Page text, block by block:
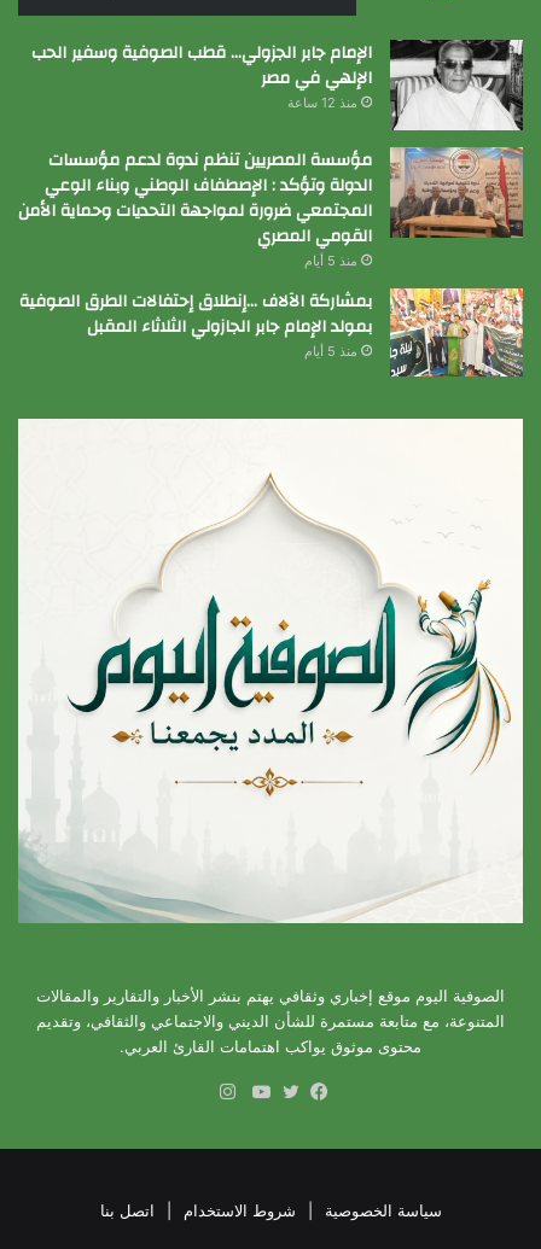
الإمام جابر الجزولي… قطب الصوفية وسفير الحب
الإلهي في مصر
منذ 12 ساعة
مؤسسة المصريين تنظم ندوة لدعم مؤسسات
الدولة وتؤكد : الإصطفاف الوطني وبناء الوعي
المجتمعي ضرورة لمواجهة التحديات وحماية الأمن
القومي المصري
منذ 5 أيام
بمشاركة الآلاف …إنطلاق إحتفالات الطرق الصوفية
بمولد الإمام جابر الجازولي الثلاثاء المقبل
منذ 5 أيام
الصوفية اليوم موقع إخباري وثقافي يهتم بنشر الأخبار والتقارير والمقالات
المتنوعة، مع متابعة مستمرة للشأن الديني والاجتماعي والثقافي، وتقديم
محتوى موثوق يواكب اهتمامات القارئ العربي.
سياسة الخصوصية شروط الاستخدام اتصل بنا